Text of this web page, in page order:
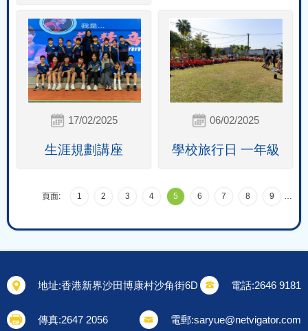
17/02/2025
生涯規劃講座
06/02/2025
學校旅行日 一年級
頁面: 1 2 3 4 5 6 7 8 9 …
地址:香港新界沙田博康村沙角街6D 電話:2646 9181
傳真:2647 2056 電郵:saryue@netvigator.com